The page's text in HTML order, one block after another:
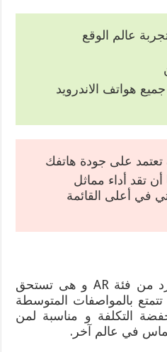
عالم الوقع
هواتف الاندرويد
تعتمد على جودة هاتفك
أن تقد أداء مماثل
في أعلى القائمة
الواقع الافتراضي كارد بورد من فئة AR و هى تستحق
تتمتع بالمواصفات المتوسطة
التكلفة و مناسبة لمن
في عالم آخر.